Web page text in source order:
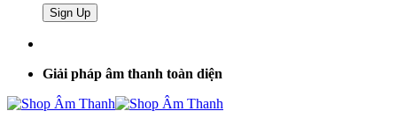
Giải pháp âm thanh toàn diện